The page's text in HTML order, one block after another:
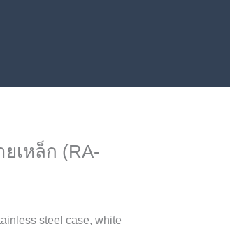
เหล็ก (RA-
steel case, white